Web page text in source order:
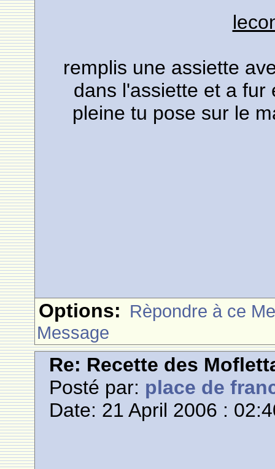
remplis une assiette
dans l'assiette et a fur
pleine tu pose sur le
Options: Rèpondre à ce
Message
Re: Recette des
Posté par: place de
Date: 21 April 2006 :